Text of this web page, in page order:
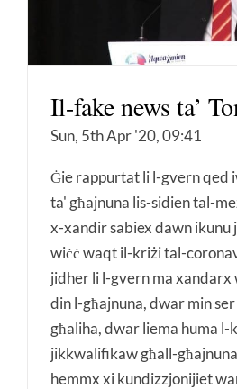
Il-fake news ta’
Sun, 5th Apr '20, 09:41
Ġie rappurtat li l-gvern qed
ta' għajnuna lis-sidien tal-
x-xandir sabiex dawn ikunu
wiċċ waqt il-kriżi tal-
jidher li l-gvern ma
din l-għajnuna, dwar min
għaliha, dwar liema huma
jikkwalifikaw għall-
hemmx xi kundizzjonijiet